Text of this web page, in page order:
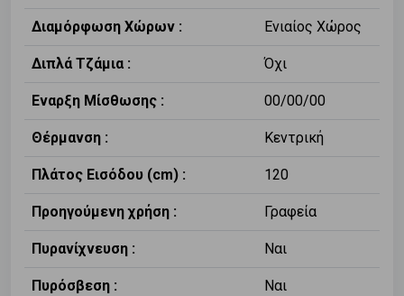
Διαμόρφωση Χώρων : Ενιαίος Χώρος
Διπλά Τζάμια : Όχι
Εναρξη Μίσθωσης : 00/00/00
Θέρμανση : Κεντρική
Πλάτος Εισόδου (cm) : 120
Προηγούμενη χρήση : Γραφεία
Πυρανίχνευση : Ναι
Πυρόσβεση : Ναι